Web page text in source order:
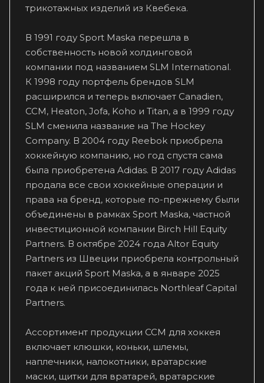
трикотажных изделий из Квебека.
В 1991 году Sport Maska перешла в
собственность новой холдинговой
компании под названием SLM International.
К 1998 году портфель брендов SLM
расширился и теперь включает Canadien,
CCM, Heaton, Jofa, Koho и Titan, а в 1999 году
SLM сменила название на The Hockey
Company. В 2004 году Reebok приобрела
хоккейную компанию, но год спустя сама
была приобретена Adidas. В 2017 году Adidas
продала все свои хоккейные операции и
права на бренд, которые по-прежнему были
объединены в рамках Sport Maska, частной
инвестиционной компании Birch Hill Equity
Partners. В октябре 2024 года Altor Equity
Partners из Швеции приобрела контрольный
пакет акций Sport Maska, а в январе 2025
года к ней присоединилась Northleaf Capital
Partners.
Ассортимент продукции CCM для хоккея
включает клюшки, коньки, шлемы,
наплечники, налокотники, вратарские
маски, щитки для вратарей, вратарские